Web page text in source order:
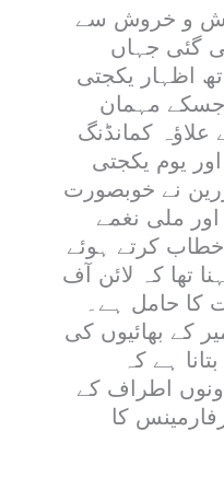
جوش و خروش سے
گئی جہاں
اظہار یکجتی
جسکے مہمان
کمانڈنگ
یوم یکجتی
نے خوبصورت
ملی نغمے
کرتے ہوئے
تھا کہ لائن آف
کا حامل ہے۔
کے بھائیوں کی
ہے کہ
اطراف کے
کا